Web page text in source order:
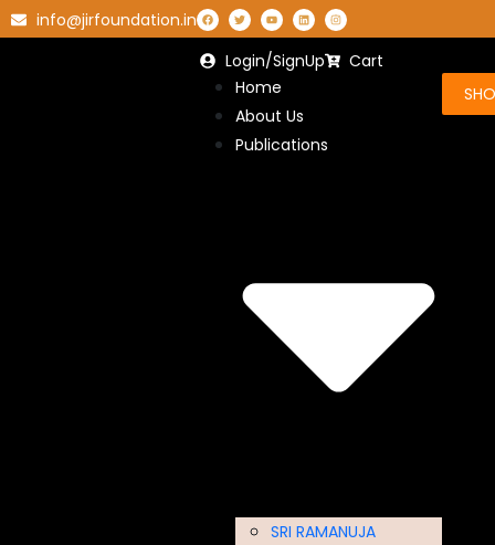
info@jirfoundation.in
Login/SignUp
Cart
Home
About Us
Publications
SRI RAMANUJA